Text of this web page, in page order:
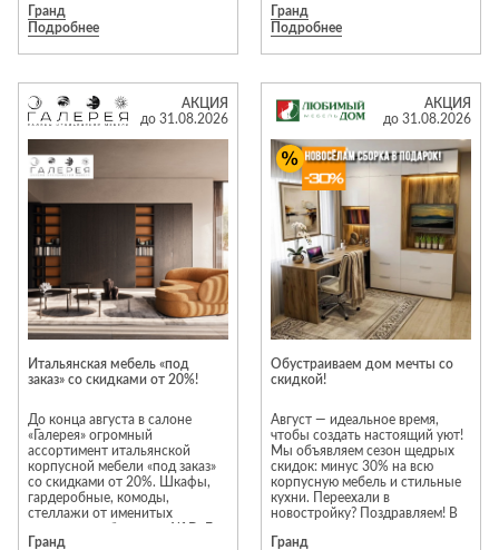
уточняйте у менеджеров
салонов Neopolis Casa
Гранд
Подробнее
Торопитесь — количество
ограничено!
Гранд
Подробнее
АКЦИЯ
до 31.08.2026
Итальянская мебель «под
заказ» со скидками от 20%!
До конца августа в салоне
«Галерея» огромный
ассортимент итальянской
корпусной мебели «под заказ»
со скидками от 20%. Шкафы,
гардеробные, комоды,
стеллажи от именитых
Ferretti&Ferretti , Antonelli
Гранд
АКЦИЯ
до 31.08.2026
Обустраиваем дом мечты со
скидкой!
Август — идеальное время,
чтобы создать настоящий уют!
Мы объявляем сезон щедрых
скидок: минус 30% на всю
корпусную мебель и стильные
кухни. Переехали в
новостройку? Поздравляем! В
всю рутину на себя и подарим
Гранд